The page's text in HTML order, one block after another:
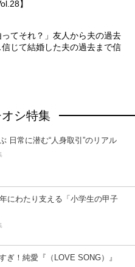
】
ってそれ？」友人から夫の過去
じて結婚した夫の過去まで信
シ特集
日常に潜む“人身取引”のリアル
にわたり支える「小学生の甲子
ぎ！純愛『（LOVE SONG）』